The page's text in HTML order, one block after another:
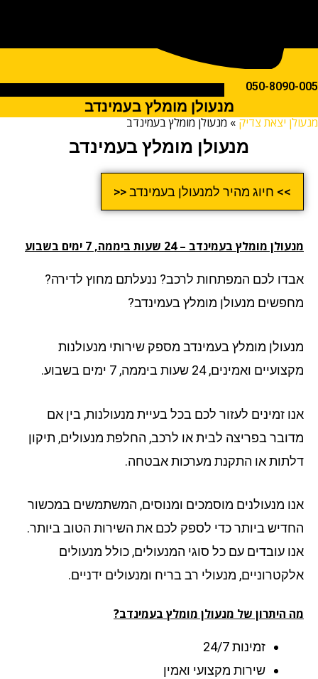
050-
מנעולן מומלץ בעמינדב
יצאת צדיק»מנעולן מומלץ בעמינדב
מנעולן מומלץ בעמינדב
>> חיוג מהיר למנעולן בעמינדב <<
מומלץ בעמינדב – 24 שעות ביממה, 7 ימים בשבוע
לכם המפתחות לרכב? ננעלתם מחוץ לדירה?
מנעולן מומלץ בעמינדב?
מומלץ בעמינדב מספק שירותי מנעולנות
ואמינים, 24 שעות ביממה, 7 ימים בשבוע.
זמינים לעזור לכם בכל בעיית מנעולנות, בין אם
בפריצה לבית או לרכב, החלפת מנעולים, תיקון
או התקנת מערכות אבטחה.
מנעולנים מוסמכים ומנוסים, המשתמשים במכשור
ביותר כדי לספק לכם את השירות הטוב ביותר.
עובדים עם כל סוגי המנעולים, כולל מנעולים
מנעולי רב בריח ומנעולים ידניים.
היתרון של מנעולן מומלץ בעמינדב?
זמינות 24/7
שירות מקצועי ואמין